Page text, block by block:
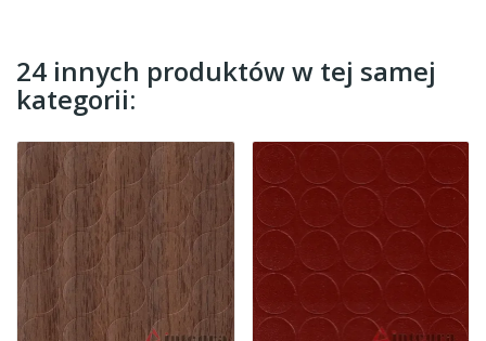
24 innych produktów w tej samej
kategorii: